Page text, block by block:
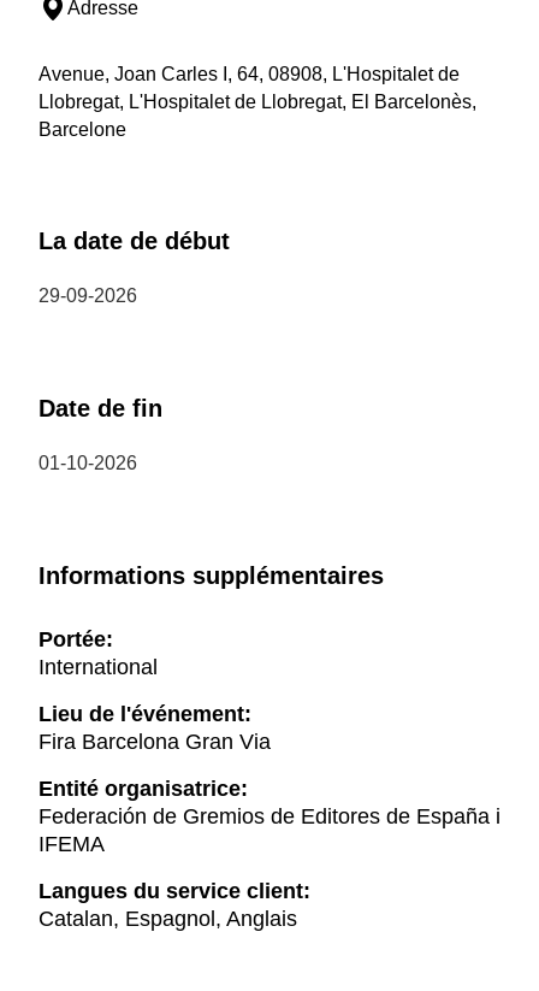
Adresse
Avenue, Joan Carles I, 64, 08908, L'Hospitalet de
Llobregat, L'Hospitalet de Llobregat, El Barcelonès,
Barcelone
La date de début
29-09-2026
Date de fin
01-10-2026
Informations supplémentaires
Portée:
International
Lieu de l'événement:
Fira Barcelona Gran Via
Entité organisatrice:
Federación de Gremios de Editores de España i
IFEMA
Langues du service client:
Catalan, Espagnol, Anglais